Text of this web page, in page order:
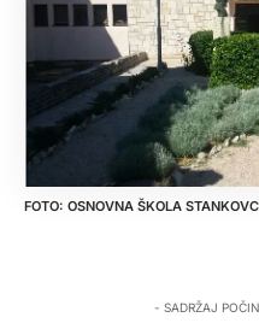
OSNOVNA ŠKOLA
- SADRŽAJ